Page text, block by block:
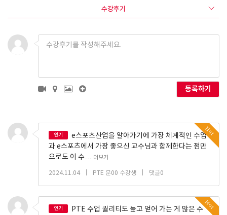
수강후기
등록하기
Hot
인기
e스포츠산업을 알아가기에 가장 체계적인 수업
과 e스포츠에서 가장 좋으신 교수님과 함께한다는 점만
으로도 이 수… 더보기
2024.11.04 PTE 문00 수강생 댓글0
Hot
인기
PTE 수업 퀄리티도 높고 얻어 가는 게 많은 수